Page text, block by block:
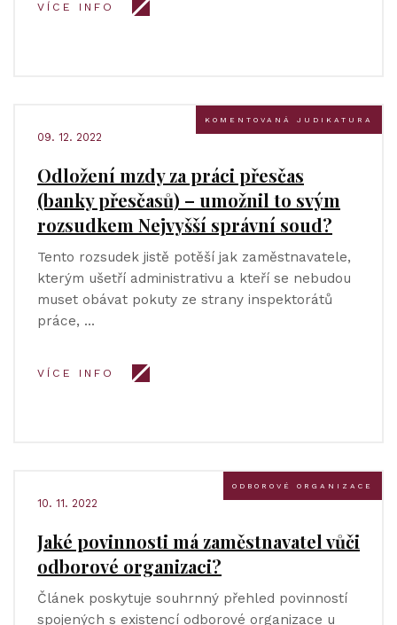
VÍCE INFO
KOMENTOVANÁ JUDIKATURA
09. 12. 2022
Odložení mzdy za práci přesčas
(banky přesčasů) – umožnil to svým
rozsudkem Nejvyšší správní soud?
Tento rozsudek jistě potěší jak zaměstnavatele,
kterým ušetří administrativu a kteří se nebudou
muset obávat pokuty ze strany inspektorátů
práce, …
VÍCE INFO
ODBOROVÉ ORGANIZACE
10. 11. 2022
Jaké povinnosti má zaměstnavatel vůči
odborové organizaci?
Článek poskytuje souhrnný přehled povinností
spojených s existencí odborové organizace u